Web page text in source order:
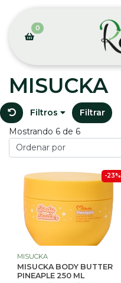
0
MISUCKA
Filtros
Filtrar
Mostrando 6 de 6
-23%
MISUCKA
MISUCKA BODY BUTTER
PINEAPLE 250 ML